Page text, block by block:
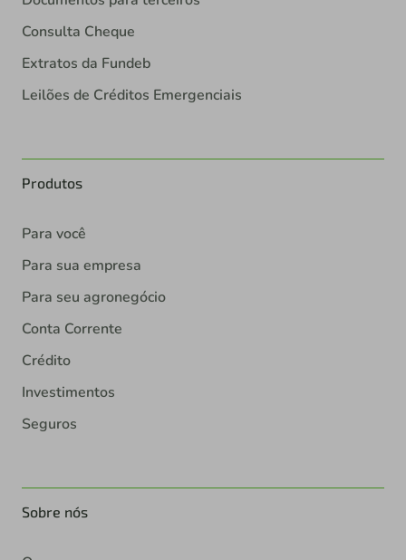
Consulta Cheque
Extratos da Fundeb
Leilões de Créditos Emergenciais
Produtos
Para você
Para sua empresa
Para seu agronegócio
Conta Corrente
Crédito
Investimentos
Seguros
Sobre nós